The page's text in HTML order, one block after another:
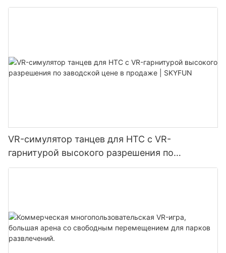
Skyfun
VR-симулятор танцев для HTC с VR-
гарнитурой высокого разрешения по
заводской цене в продаже | SKYFUN